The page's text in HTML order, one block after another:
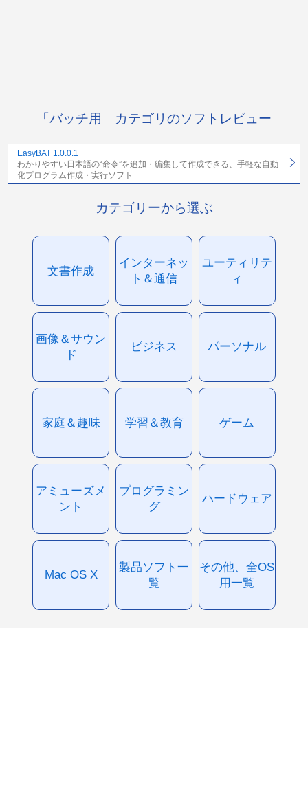
「バッチ用」カテゴリのソフトレビュー
EasyBAT 1.0.0.1
わかりやすい日本語の“命令”を追加・編集して作成できる、手軽な自動
化プログラム作成・実行ソフト
カテゴリーから選ぶ
文書作成
インターネッ
ト＆通信
ユーティリテ
ィ
画像＆サウン
ド
ビジネス パーソナル
家庭＆趣味 学習＆教育 ゲーム
アミューズメ
ント
プログラミン
グ
ハードウェア
Mac OS X
製品ソフト一
覧
その他、全OS
用一覧